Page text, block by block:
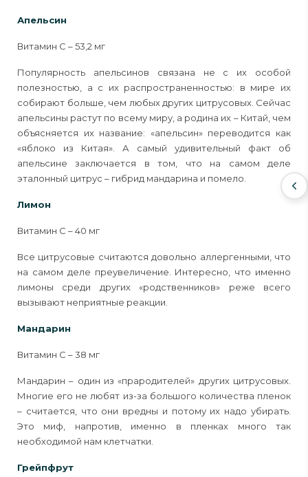
Апельсин
Витамин С – 53,2 мг
Популярность апельсинов связана не с их особой
полезностью, а с их распространенностью: в мире их
собирают больше, чем любых других цитрусовых. Сейчас
апельсины растут по всему миру, а родина их – Китай, чем
объясняется их название: «апельсин» переводится как
«яблоко из Китая». А самый удивительный факт об
апельсине заключается в том, что на самом деле
эталонный цитрус – гибрид мандарина и помело.
Лимон
Витамин С – 40 мг
Все цитрусовые считаются довольно аллергенными, что
на самом деле преувеличение. Интересно, что именно
лимоны среди других «родственников» реже всего
вызывают неприятные реакции.
Мандарин
Витамин С – 38 мг
Мандарин – один из «прародителей» других цитрусовых.
Многие его не любят из-за большого количества пленок
– считается, что они вредны и потому их надо убирать.
Это миф, напротив, именно в пленках много так
необходимой нам клетчатки.
Грейпфрут